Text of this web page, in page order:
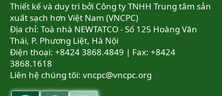
Thiết kế và duy trì bởi Công ty TNHH Trung tâm sản
xuất sạch hơn Việt Nam (VNCPC)
Địa chỉ: Toà nhà NEWTATCO - Số 125 Hoàng Văn
Thái, P. Phương Liệt, Hà Nội
Điện thoại: +8424 3868.4849 | Fax: +8424
3868.1618
Liên hệ chúng tôi: vncpc@vncpc.org